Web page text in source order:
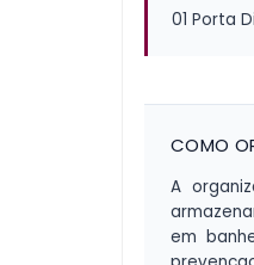
01 Porta
COMO
A
em